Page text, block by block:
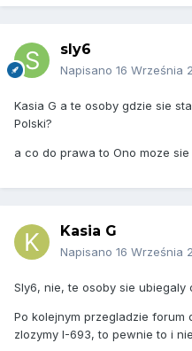
sly6
Napisano 16 Września
Kasia G a te osoby gdzie sie
Polski?
a co do prawa to Ono moze sie
Kasia G
Napisano 16 Września
Sly6, nie, te osoby sie ubiegaly
Po kolejnym przegladzie forum
zlozymy I-693, to pewnie to i